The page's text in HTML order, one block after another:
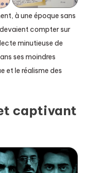
à une époque sans
compter sur
minutieuse de
ses moindres
et le réalisme des
captivant